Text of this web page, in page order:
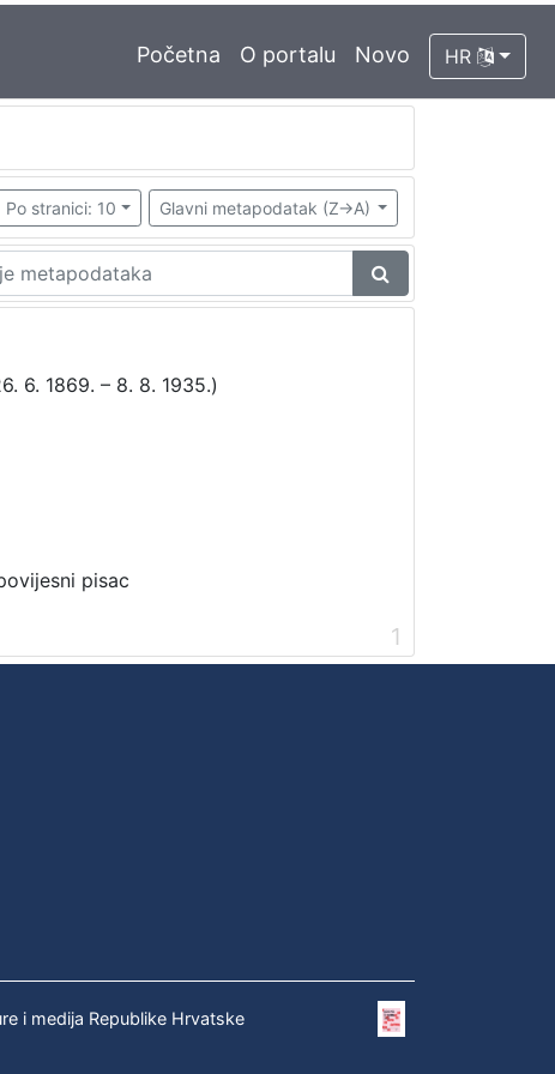
Početna O portalu Novo HR
Po stranici: 10 Glavni metapodatak (Z->A)
6. 1869. – 8. 8. 1935.)
pisac
1
i medija Republike Hrvatske